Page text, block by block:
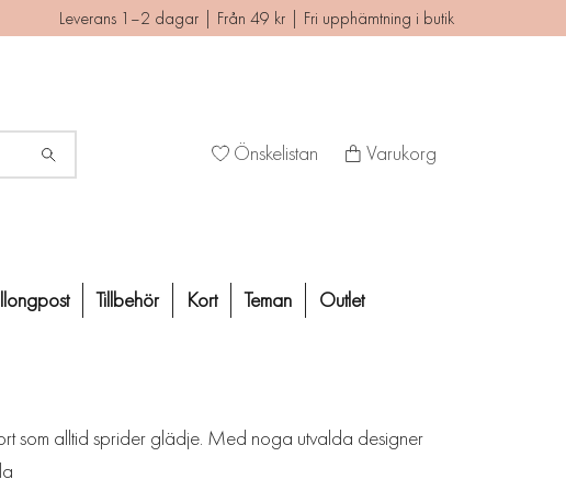
Leverans 1–2 dagar | Från 49 kr | Fri upphämtning i butik
Önskelistan Varukorg
Tillbehör Kort Teman Outlet
som alltid sprider glädje. Med noga utvalda designer